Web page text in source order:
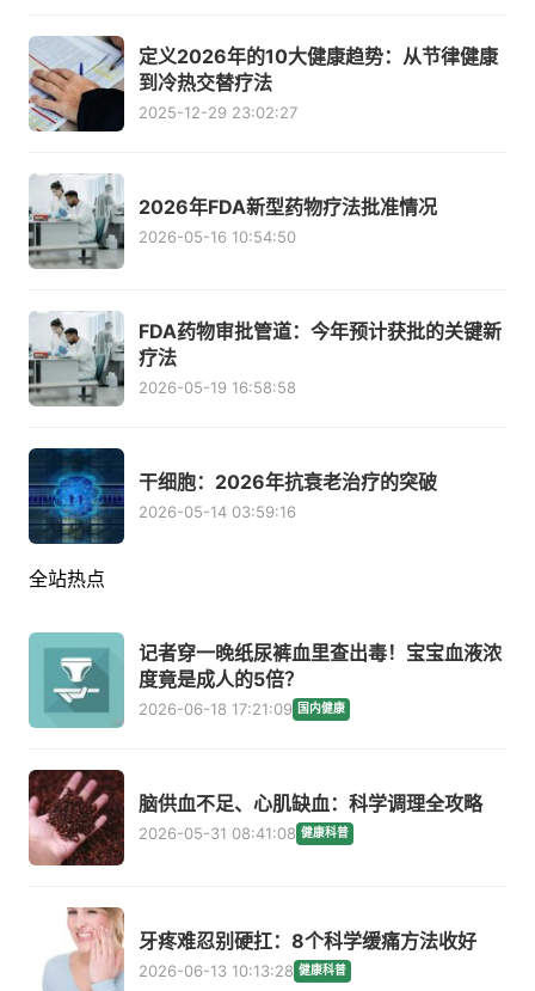
定义2026年的10大健康趋势：从节律健康
到冷热交替疗法
2025-12-29 23:02:27
2026年FDA新型药物疗法批准情况
2026-05-16 10:54:50
FDA药物审批管道：今年预计获批的关键新
疗法
2026-05-19 16:58:58
干细胞：2026年抗衰老治疗的突破
2026-05-14 03:59:16
全站热点
记者穿一晚纸尿裤血里查出毒！宝宝血液浓
度竟是成人的5倍？
2026-06-18 17:21:09 国内健康
脑供血不足、心肌缺血：科学调理全攻略
2026-05-31 08:41:08 健康科普
牙疼难忍别硬扛：8个科学缓痛方法收好
2026-06-13 10:13:28 健康科普